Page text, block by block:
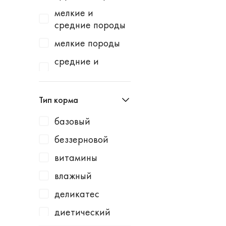
Homefish
Milbemax
Monge
N1
Neoterica
Organic Choice
Orijen
водоросли
говядина
говядина /
картофель
говядина /
клюква
курица
говядина /
малина
говядина /
мелкие и
средние породы
мелкие породы
средние и
Тип корма
базовый
беззерновой
витамины
влажный
деликатес
диетический